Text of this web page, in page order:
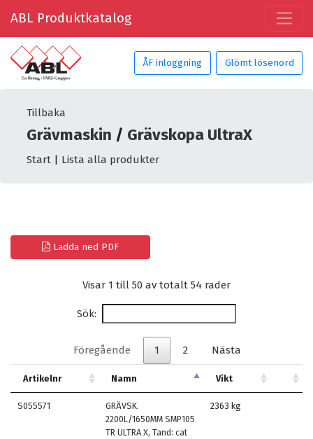
ABL Produktkatalog
ÅF inloggning Glömt lösenord
Tillbaka
Grävmaskin / Grävskopa UltraX
Start| Lista alla produkter
Ladda ned PDF
Visar 1 till 50 av totalt 54 rader
Sök:
Föregående 1 2 Nästa
Artikelnr Namn Vikt
S055571
GRÄVSK.
2200L/1650MM SMP105
TR ULTRA X, Tand: cat
2363 kg